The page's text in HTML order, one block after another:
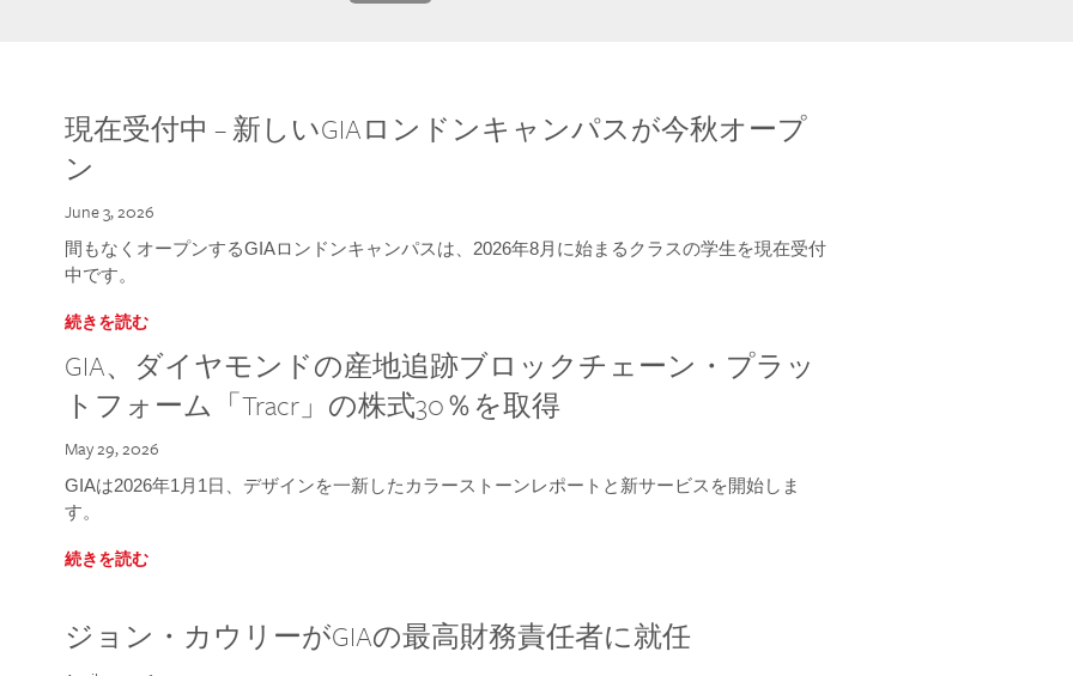
現在受付中 – 新しいGIAロンドンキャンパスが今秋オープ
ン
June 3, 2026
間もなくオープンするGIAロンドンキャンパスは、2026年8月に始まるクラスの学生を現在受付
中です。
続きを読む
GIA、ダイヤモンドの産地追跡ブロックチェーン・プラッ
トフォーム「Tracr」の株式30％を取得
May 29, 2026
GIAは2026年1月1日、デザインを一新したカラーストーンレポートと新サービスを開始しま
す。
続きを読む
ジョン・カウリーがGIAの最高財務責任者に就任